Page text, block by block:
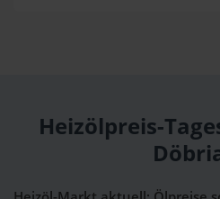
Heizölpreis-